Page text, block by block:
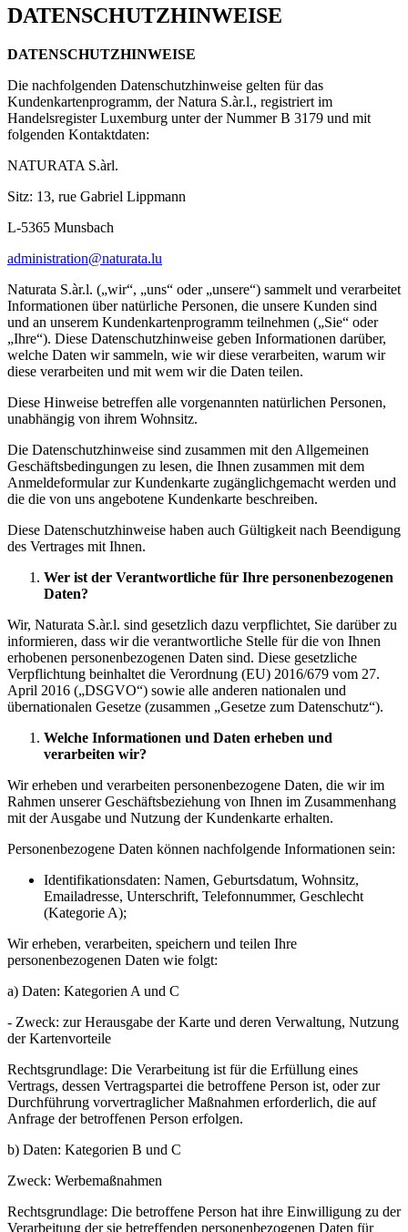
DATENSCHUTZHINWEISE
DATENSCHUTZHINWEISE
Die nachfolgenden Datenschutzhinweise gelten für das
Kundenkartenprogramm, der Natura S.àr.l., registriert im
Handelsregister Luxemburg unter der Nummer B 3179 und mit
folgenden Kontaktdaten:
NATURATA S.àrl.
Sitz: 13, rue Gabriel Lippmann
L-5365 Munsbach
administration@naturata.lu
Naturata S.àr.l. („wir“, „uns“ oder „unsere“) sammelt und verarbeitet
Informationen über natürliche Personen, die unsere Kunden sind
und an unserem Kundenkartenprogramm teilnehmen („Sie“ oder
„Ihre“). Diese Datenschutzhinweise geben Informationen darüber,
welche Daten wir sammeln, wie wir diese verarbeiten, warum wir
diese verarbeiten und mit wem wir die Daten teilen.
Diese Hinweise betreffen alle vorgenannten natürlichen Personen,
unabhängig von ihrem Wohnsitz.
Die Datenschutzhinweise sind zusammen mit den Allgemeinen
Geschäftsbedingungen zu lesen, die Ihnen zusammen mit dem
Anmeldeformular zur Kundenkarte zugänglichgemacht werden und
die die von uns angebotene Kundenkarte beschreiben.
Diese Datenschutzhinweise haben auch Gültigkeit nach Beendigung
des Vertrages mit Ihnen.
Wer ist der Verantwortliche für Ihre personenbezogenen
Daten?
Wir, Naturata S.àr.l. sind gesetzlich dazu verpflichtet, Sie darüber zu
informieren, dass wir die verantwortliche Stelle für die von Ihnen
erhobenen personenbezogenen Daten sind. Diese gesetzliche
Verpflichtung beinhaltet die Verordnung (EU) 2016/679 vom 27.
April 2016 („DSGVO“) sowie alle anderen nationalen und
übernationalen Gesetze (zusammen „Gesetze zum Datenschutz“).
Welche Informationen und Daten erheben und
verarbeiten wir?
Wir erheben und verarbeiten personenbezogene Daten, die wir im
Rahmen unserer Geschäftsbeziehung von Ihnen im Zusammenhang
mit der Ausgabe und Nutzung der Kundenkarte erhalten.
Personenbezogene Daten können nachfolgende Informationen sein:
Identifikationsdaten: Namen, Geburtsdatum, Wohnsitz,
Emailadresse, Unterschrift, Telefonnummer, Geschlecht
(Kategorie A);
Wir erheben, verarbeiten, speichern und teilen Ihre
personenbezogenen Daten wie folgt:
a) Daten: Kategorien A und C
- Zweck: zur Herausgabe der Karte und deren Verwaltung, Nutzung
der Kartenvorteile
Rechtsgrundlage: Die Verarbeitung ist für die Erfüllung eines
Vertrags, dessen Vertragspartei die betroffene Person ist, oder zur
Durchführung vorvertraglicher Maßnahmen erforderlich, die auf
Anfrage der betroffenen Person erfolgen.
b) Daten: Kategorien B und C
Zweck: Werbemaßnahmen
Rechtsgrundlage: Die betroffene Person hat ihre Einwilligung zu der
Verarbeitung der sie betreffenden personenbezogenen Daten für